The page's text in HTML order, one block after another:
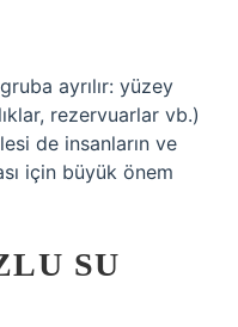
ayrılır: yüzey
rezervuarlar vb.)
de insanların ve
için büyük önem
SU